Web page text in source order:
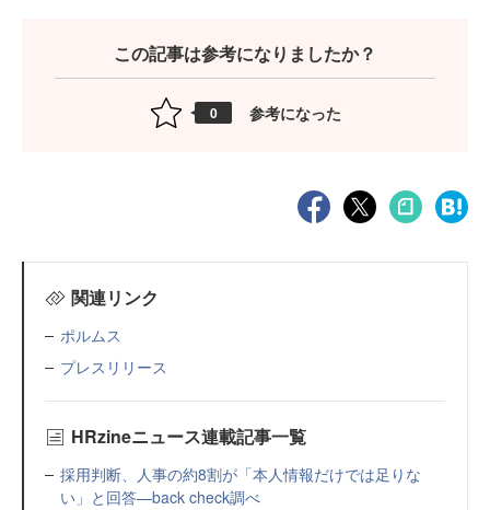
この記事は参考になりましたか？
0 参考になった
関連リンク
ポルムス
プレスリリース
HRzineニュース連載記事一覧
採用判断、人事の約8割が「本人情報だけでは足りな
い」と回答—back check調べ